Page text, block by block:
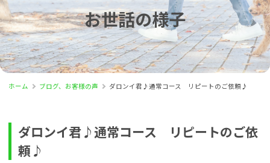
お世話の様子
ホーム ブログ、お客様の声 ダロンイ君♪通常コース リピートのご依頼♪
ダロンイ君♪通常コース リピートのご依
頼♪